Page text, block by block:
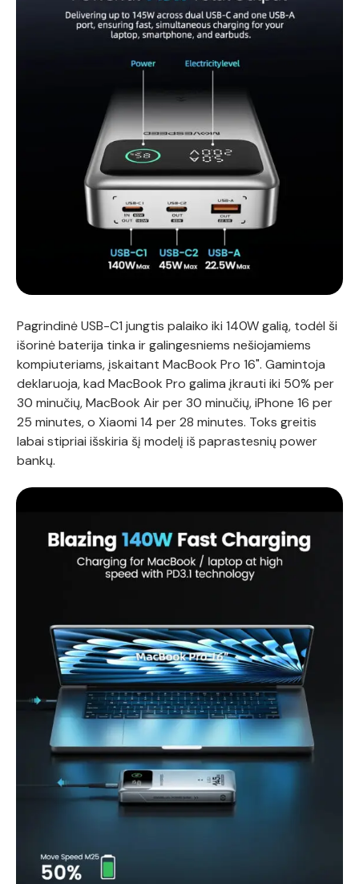
Pagrindinė USB-C1 jungtis palaiko iki 140W galią, todėl ši
išorinė baterija tinka ir galingesniems nešiojamiems
kompiuteriams, įskaitant MacBook Pro 16". Gamintoja
deklaruoja, kad MacBook Pro galima įkrauti iki 50% per
30 minučių, MacBook Air per 30 minučių, iPhone 16 per
25 minutes, o Xiaomi 14 per 28 minutes. Toks greitis
labai stipriai išskiria šį modelį iš paprastesnių power
bankų.